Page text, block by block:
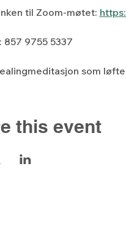
til Zoom-møtet:
857 9755 5337
som
this event